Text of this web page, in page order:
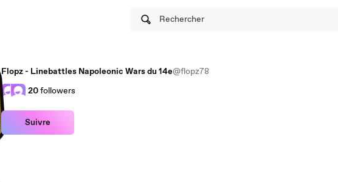
Rechercher
Flopz - Linebattles Napoleonic Wars du 14e@flopz78
20followers
Suivre